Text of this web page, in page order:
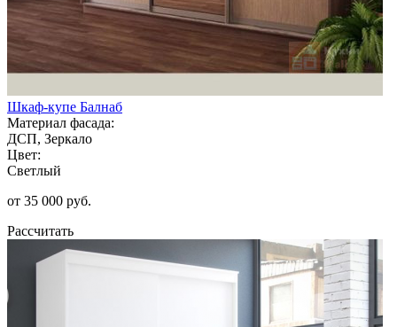
Шкаф-купе Балнаб
Материал фасада:
ДСП, Зеркало
Цвет:
Светлый
от 35 000 руб.
Рассчитать